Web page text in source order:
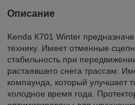
Описание
Kenda К701 Winter
технику. Имеет отменные
стабильность при
растаявшего снега трассам.
компаунда, который улучшает
холодное время года.